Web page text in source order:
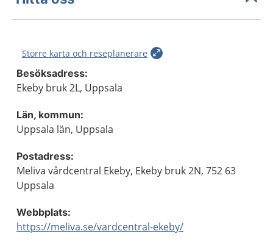
Större karta och reseplanerare
Besöksadress:
Ekeby bruk 2L, Uppsala
Län, kommun:
Uppsala län, Uppsala
Postadress:
Meliva vårdcentral Ekeby, Ekeby bruk 2N, 752 63
Uppsala
Webbplats:
https://meliva.se/vardcentral-ekeby/